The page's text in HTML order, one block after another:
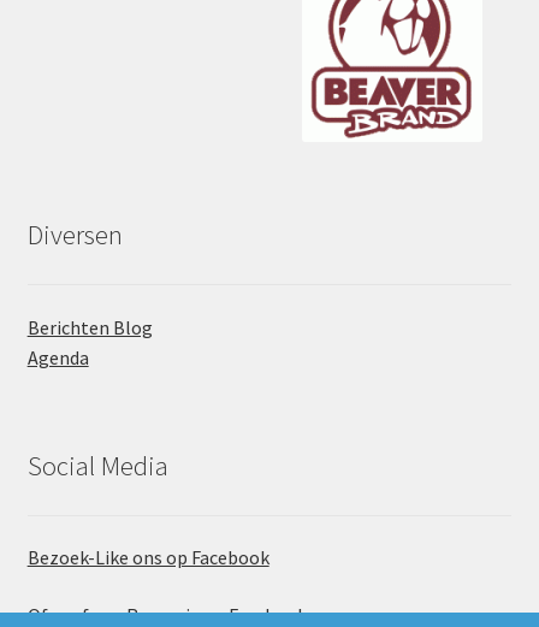
Diversen
Berichten Blog
Agenda
Social Media
Bezoek-Like ons op Facebook
Of geef een Recensie op Facebook